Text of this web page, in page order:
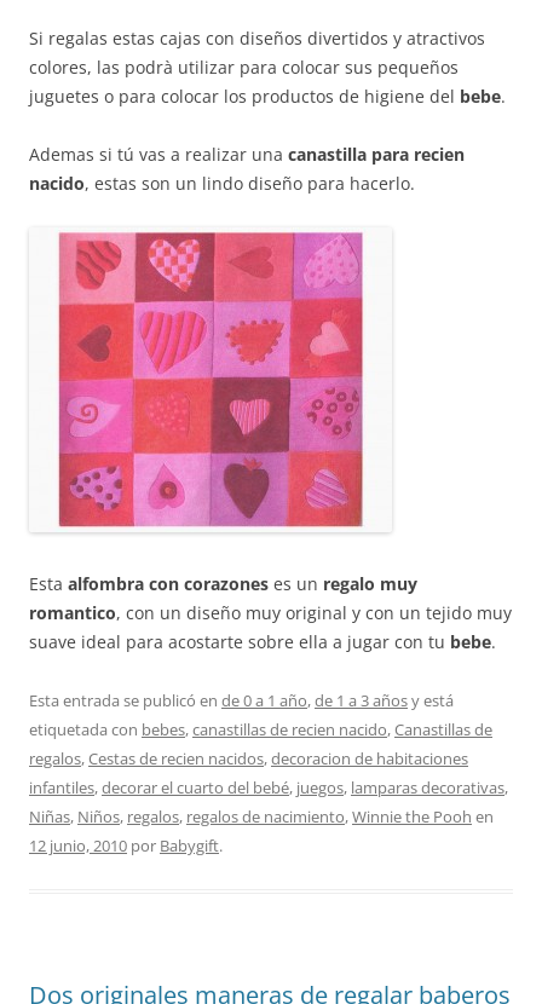
Si regalas estas cajas con diseños divertidos y atractivos
colores, las podrà utilizar para colocar sus pequeños
juguetes o para colocar los productos de higiene del bebe.
Ademas si tú vas a realizar una canastilla para recien
nacido, estas son un lindo diseño para hacerlo.
Esta alfombra con corazones es un regalo muy
romantico, con un diseño muy original y con un tejido muy
suave ideal para acostarte sobre ella a jugar con tu bebe.
Esta entrada se publicó en de 0 a 1 año,de 1 a 3 añosy está
etiquetada con bebes,canastillas de recien nacido,Canastillas de
regalos,Cestas de recien nacidos,decoracion de habitaciones
infantiles,decorar el cuarto del bebé, juegos, lamparas decorativas,
Niñas, Niños, regalos, regalos de nacimiento,Winnie the Pooh en
12 junio, 2010 por Babygift.
Dos originales maneras de regalar baberos